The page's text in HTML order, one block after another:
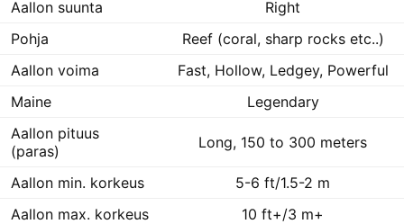
Aallon suunta
Right
Pohja
Reef (coral, sharp rocks etc..)
Aallon voima
Fast, Hollow, Ledgey, Powerful
Maine
Legendary
Aallon pituus
(paras)
Long, 150 to 300 meters
Aallon min. korkeus
5-6 ft/1.5-2 m
Aallon max. korkeus
10 ft+/3 m+